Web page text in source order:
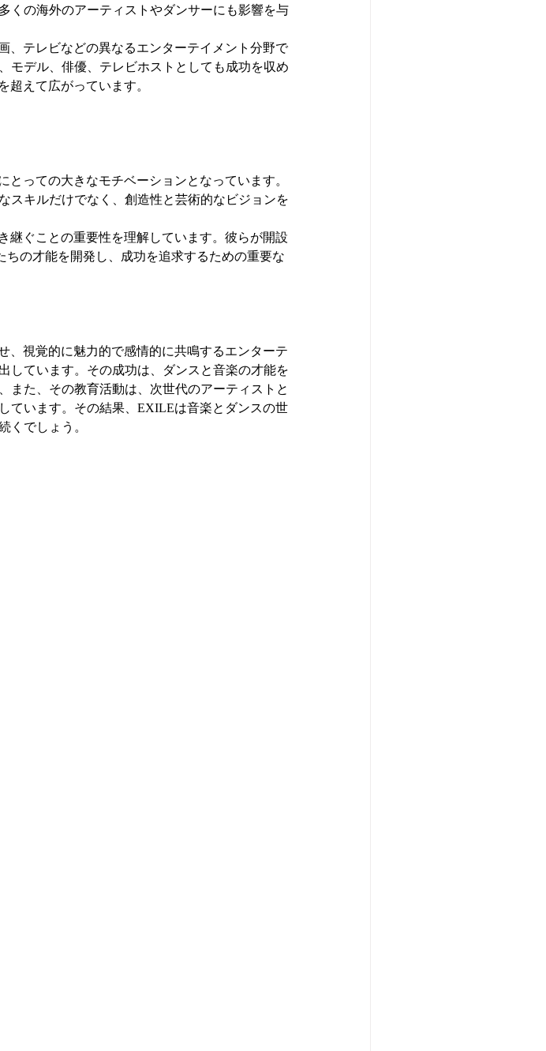
くの海外のアーティストやダンサーにも影響を与
、テレビなどの異なるエンターテイメント分野で
モデル、俳優、テレビホストとしても成功を収め
えて広がっています。
っての大きなモチベーションとなっています。
スキルだけでなく、創造性と芸術的なビジョンを
継ぐことの重要性を理解しています。彼らが開設
の才能を開発し、成功を追求するための重要な
、視覚的に魅力的で感情的に共鳴するエンターテ
しています。その成功は、ダンスと音楽の才能を
また、その教育活動は、次世代のアーティストと
ています。その結果、EXILEは音楽とダンスの世
くでしょう。